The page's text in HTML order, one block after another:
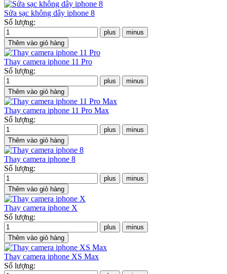
Sửa sạc không dây iphone 8
Số lượng:
Thay camera iphone 11 Pro
Số lượng:
Thay camera iphone 11 Pro Max
Số lượng:
Thay camera iphone 8
Số lượng:
Thay camera iphone X
Số lượng:
Thay camera iphone XS Max
Số lượng: